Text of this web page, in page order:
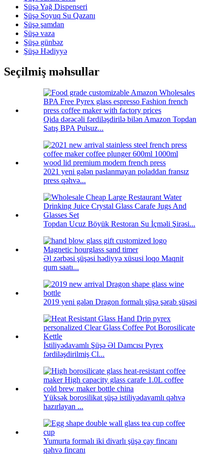
Şüşə Yağ Dispenseri
Şüşə Soyuq Su Qazanı
Şüşə şamdan
Şüşə vaza
Şüşə günbəz
Şüşə Hədiyyə
Seçilmiş məhsullar
Qida dərəcəli fərdiləşdirilə bilən Amazon Topdan
Satış BPA Pulsuz...
2021 yeni gələn paslanmayan poladdan fransız
press qəhvə...
Topdan Ucuz Böyük Restoran Su İçməli Şirəsi...
Əl zərbəsi şüşəsi hədiyyə xüsusi loqo Maqnit
qum saatı...
2019 yeni gələn Dragon formalı şüşə şərab şüşəsi
İstiliyədavamlı Şüşə Əl Damcısı Pyrex
fərdiləşdirilmiş Cl...
Yüksək borosilikat şüşə istiliyədavamlı qəhvə
hazırlayan ...
Yumurta formalı iki divarlı şüşə çay fincanı
qəhvə fincanı